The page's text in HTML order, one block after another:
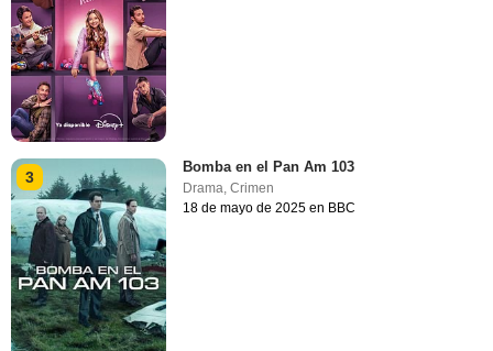
3
Bomba en el Pan Am 103
Drama ,Crimen
18 de mayo de 2025 en BBC